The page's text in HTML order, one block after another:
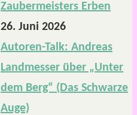
Zaubermeisters Erben
26. Juni 2026
Autoren-Talk: Andreas
Landmesser über „Unter
dem Berg“ (Das Schwarze
Auge)